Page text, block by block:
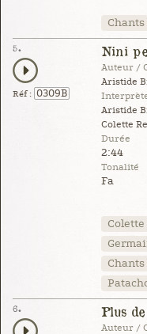
5.
Réf : 0309B
Nini
Auteur /
Aristide
Aristide
Colette
Durée
2:44
Tonalité
Fa
Colette
6. Plus
Auteur /